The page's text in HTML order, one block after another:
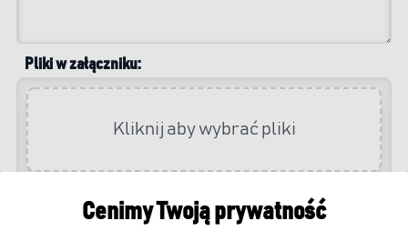
Cenimy Twoją prywatność
Pliki w załączniku:
Kliknij aby wybrać pliki